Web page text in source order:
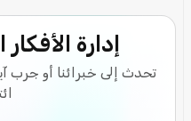
إدارة
تحدث إلى خبرائنا أو جرب